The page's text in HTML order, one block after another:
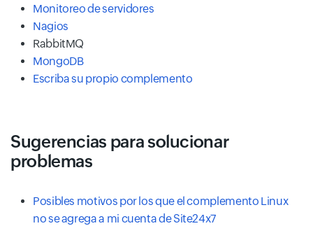
Monitoreo de servidores
Nagios
RabbitMQ
MongoDB
Escriba su propio complemento
Sugerencias para solucionar
problemas
Posibles motivos por los que el complemento Linux
no se agrega a mi cuenta de Site24x7